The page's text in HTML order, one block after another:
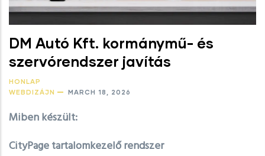
DM Autó Kft. kormánymű- és
szervórendszer javítás
HONLAP
WEBDIZÁJN
MARCH 18, 2026
Miben készült:
CityPage tartalomkezelő rendszer